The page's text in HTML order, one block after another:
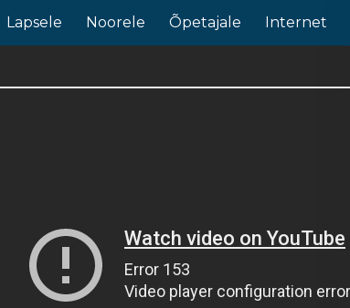
Lapsele Noorele Õpetajale Internet